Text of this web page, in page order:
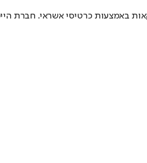
באמצעות כרטיסי אשראי. חברת